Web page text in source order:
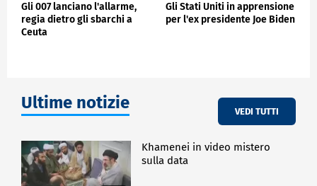
Gli 007 lanciano l'allarme,
regia dietro gli sbarchi a
Ceuta
Gli Stati Uniti in apprensione
per l'ex presidente Joe Biden
Ultime notizie VEDI TUTTI
Khamenei in video mistero
sulla data